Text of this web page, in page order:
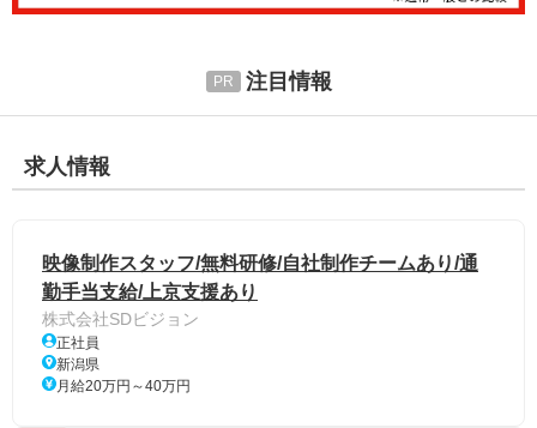
注目情報
求人情報
映像制作スタッフ/無料研修/自社制作チームあり/通
勤手当支給/上京支援あり
株式会社SDビジョン
正社員
新潟県
月給20万円～40万円